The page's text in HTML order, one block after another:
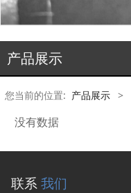
产品展示
您当前的位置: 产品展示 >
没有数据
联系我们